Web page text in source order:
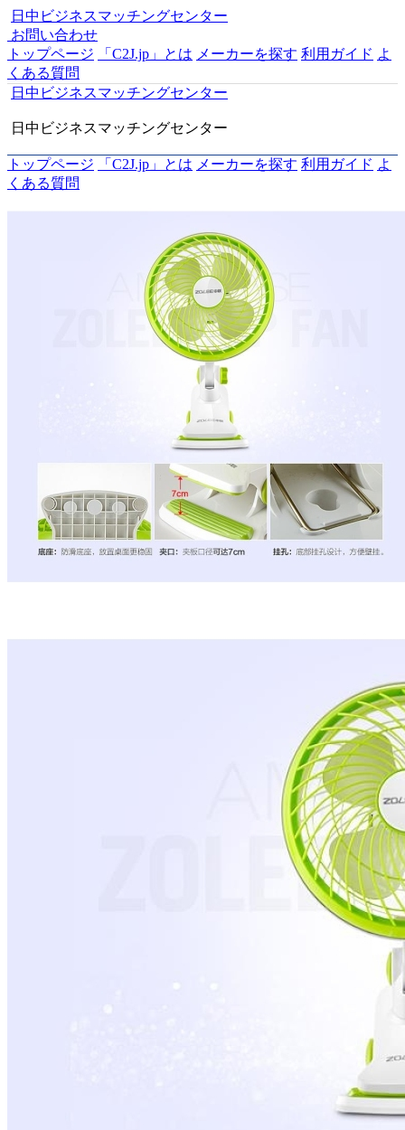
日中ビジネスマッチングセンター
お問い合わせ
トップページ
「C2J.jp」とは メーカーを探す 利用ガイド よ
くある質問
日中ビジネスマッチングセンター
日中ビジネスマッチングセンター
トップページ 「C2J.jp」とは メーカーを探す 利用ガイド よ
くある質問